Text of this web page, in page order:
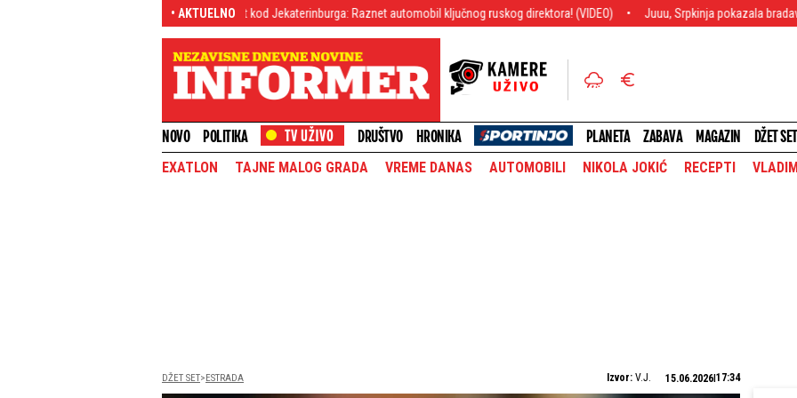
• AKTUELNO
Atentat kod Jekaterinburga: Raznet automobil ključnog ruskog direktora! (VIDEO) Juuu, Srpkinja pokazala bradavice: Ni Sunce ne prži
NOVO POLITIKA DRUŠTVO HRONIKA PLANETA ZABAVA MAGAZIN DŽET SET
EXATLON TAJNE MALOG GRADA VREME DANAS AUTOMOBILI NIKOLA JOKIĆ RECEPTI
DŽET SET ESTRADA Izvor: V.J. 15.06.2026 17:34